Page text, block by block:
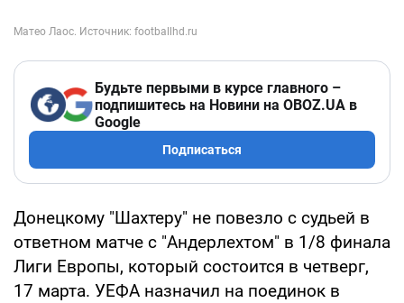
Будьте первыми в курсе главного –
подпишитесь на Новини на OBOZ.UA в
Google
Подписаться
Донецкому "Шахтеру" не повезло с судьей в
ответном матче с "Андерлехтом" в 1/8 финала
Лиги Европы, который состоится в четверг,
17 марта. УЕФА назначил на поединок в